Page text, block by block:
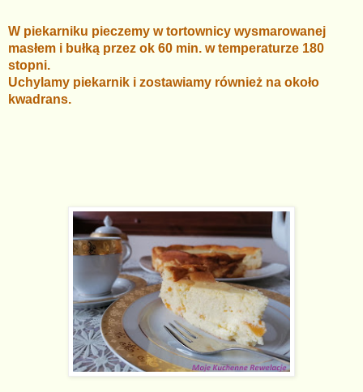
W piekarniku pieczemy w tortownicy wysmarowanej
masłem i bułką przez ok 60 min. w temperaturze 180
stopni.
Uchylamy piekarnik i zostawiamy również na około
kwadrans.